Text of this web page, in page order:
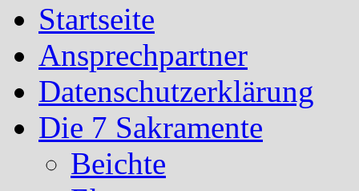
Startseite
Ansprechpartner
Datenschutzerklärung
Die 7 Sakramente
Beichte